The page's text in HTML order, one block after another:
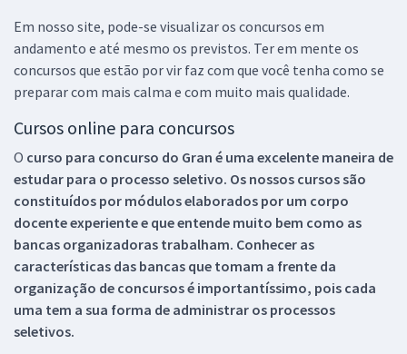
Em nosso site, pode-se visualizar os concursos em
andamento e até mesmo os previstos. Ter em mente os
concursos que estão por vir faz com que você tenha como se
preparar com mais calma e com muito mais qualidade.
Cursos online para concursos
O curso para concurso do Gran é uma excelente maneira de
estudar para o processo seletivo. Os nossos cursos são
constituídos por módulos elaborados por um corpo
docente experiente e que entende muito bem como as
bancas organizadoras trabalham. Conhecer as
características das bancas que tomam a frente da
organização de concursos é importantíssimo, pois cada
uma tem a sua forma de administrar os processos
seletivos.